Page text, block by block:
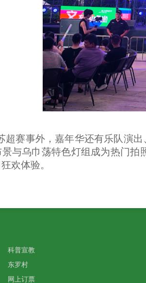
超赛事外，嘉年华还有乐队演
与乌巾荡特色灯组成为热门
欢体验。
科普宣教
东罗村
网上订票